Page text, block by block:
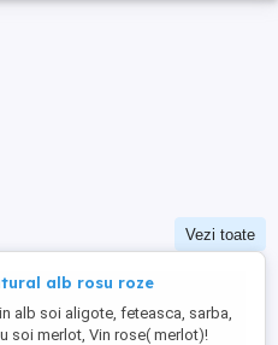
Vezi toate
alb rosu roze
alb soi aligote, feteasca, sarba,
soi merlot, Vin rose( merlot)!